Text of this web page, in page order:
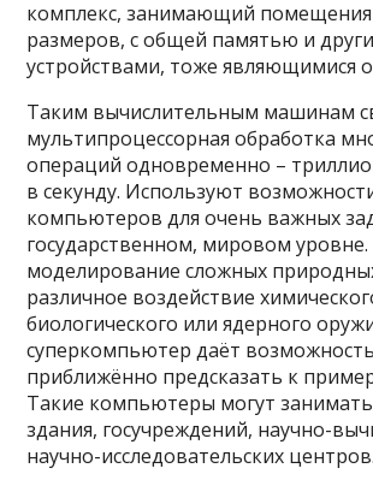
комплекс, занимающий
размеров, с общей памятью и
устройствами, тоже являющимися
Таким вычислительным машинам
мультипроцессорная обработка
операций одновременно –
в секунду. Используют
компьютеров для очень важных
государственном, мировом уровне.
моделирование сложных
различное воздействие
биологического или ядерного
суперкомпьютер даёт
приближённо предсказать к
Такие компьютеры могут
здания, госучреждений, научно-
научно-исследовательских центров.